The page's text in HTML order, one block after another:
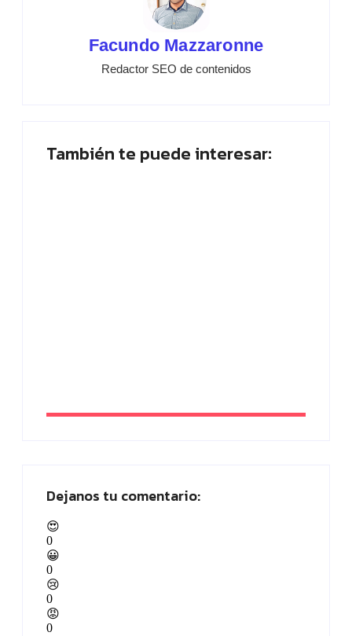
Facundo Mazzaronne
Redactor SEO de contenidos
También te puede interesar:
Dejanos tu comentario:
😍
0
😀
0
😢
0
😡
0